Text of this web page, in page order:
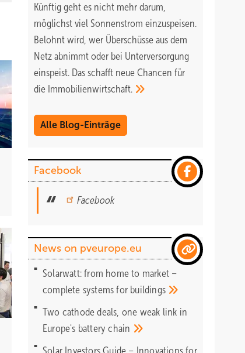
Künftig geht es nicht mehr darum,
möglichst viel Sonnenstrom einzuspeisen.
Belohnt wird, wer Überschüsse aus dem
Netz abnimmt oder bei Unterversorgung
einspeist. Das schafft neue Chancen für
die Immobilienwirtschaft.
Alle Blog-Einträge
Facebook
Facebook
News on pveurope.eu
Solarwatt: from home to market –
complete systems for buildings
Two cathode deals, one weak link in
Europe's batterychain
Solar Investors Guide – Innovations for